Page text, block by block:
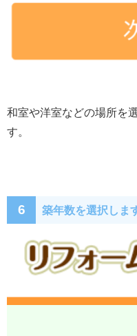
和室や洋室などの場所を
す。
6 築年数を選択しま